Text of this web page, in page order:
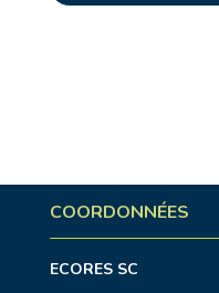
COORDONNÉES
ECORES SC